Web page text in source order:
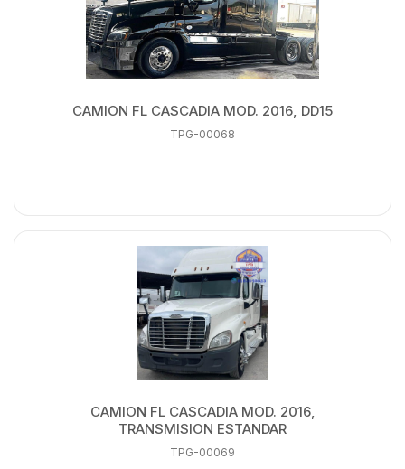
CAMION FL CASCADIA MOD. 2016, DD15
TPG-00068
CAMION FL CASCADIA MOD. 2016,
TRANSMISION ESTANDAR
TPG-00069